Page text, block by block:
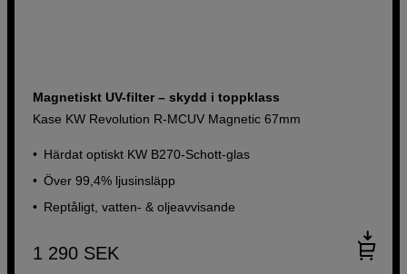
Magnetiskt UV-filter – skydd i toppklass
Kase KW Revolution R-MCUV Magnetic 67mm
Härdat optiskt KW B270-Schott-glas
Över 99,4% ljusinsläpp
Reptåligt, vatten- & oljeavvisande
1 290 SEK